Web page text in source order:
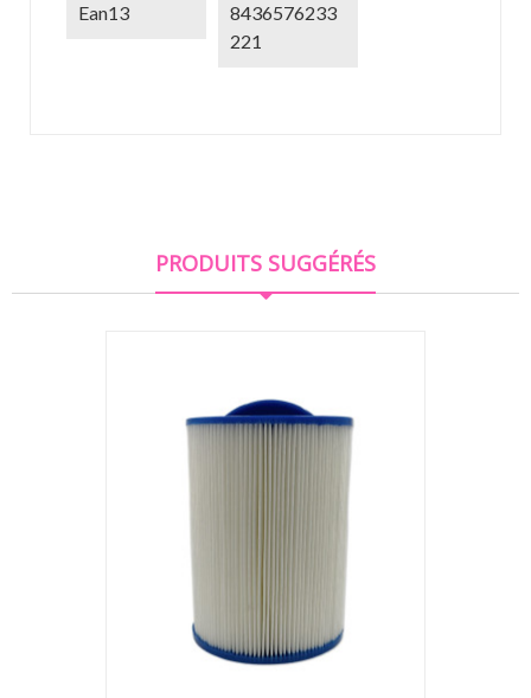
Ean13
8436576233
221
PRODUITS SUGGÉRÉS